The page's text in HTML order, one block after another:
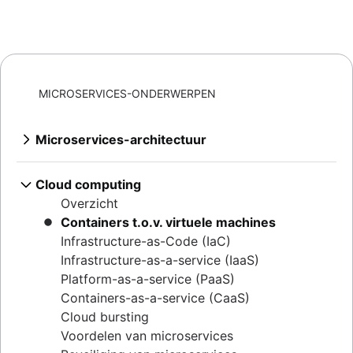
MICROSERVICES-ONDERWERPEN
Microservices-architectuur
Overzicht
Microservices vs. monolithische architectuur
Microservices opzetten
Wat is een gedistribueerd systeem?
Kubernetes vs. Docker
Wat is configuratiebeheer?
Hoe je de wildgroei van software kunt
inperken
Negatieve snelheid: hoe verhoog je de
complexiteitslimiet
Configuratiebeheertools
Cloud computing
Overzicht
Containers t.o.v. virtuele machines
Infrastructure-as-Code (IaC)
Infrastructure-as-a-service (IaaS)
Platform-as-a-service (PaaS)
Containers-as-a-service (CaaS)
Cloud bursting
Voordelen van microservices